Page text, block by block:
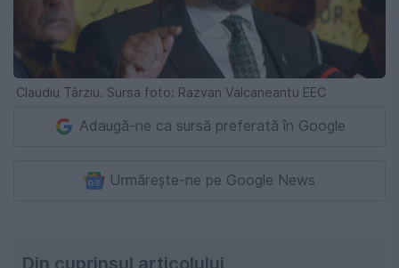
Claudiu Târziu. Sursa foto: Razvan Valcaneantu EEC
Adaugă-ne ca sursă preferată în Google
Urmărește-ne pe Google News
Din cuprinsul articolului